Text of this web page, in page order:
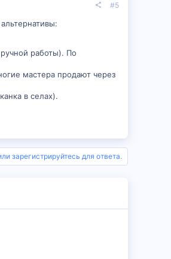
#5
работы). По
мастера продают через
в селах).
зарегистрируйтесь для ответа.